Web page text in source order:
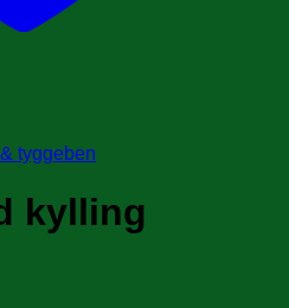
tyggeben
kylling